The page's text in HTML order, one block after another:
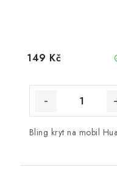
149 Kč
Bling kryt na mobil